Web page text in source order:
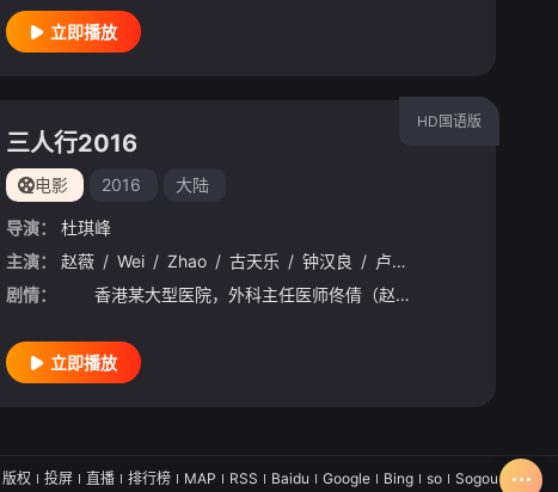
立即播放
尹子维 / 洪天照 / 王敏德 王祖蓝 徐家杰 叶山豪
HD国语版
三人行2016
电影 2016 大陆
导演：
杜琪峰
主演：
赵薇 / Wei / Zhao / 古天乐 / 钟汉良 / 卢海鹏
剧情：
香港某大型医院，外科主任医师佟倩（赵薇饰）刚刚完成例行巡视。接二连三的手术让她的神经高度紧张，加上有的患者术后情况并不理想，无形间使她的精神承受了巨大的压力。就在此时，一名遭受枪伤的男子被紧急送到
立即播放
版权 投屏 直播 排行榜 MAP RSS Baidu Google Bing so Sogou SM